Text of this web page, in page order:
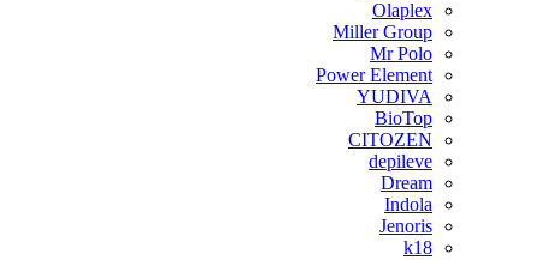
Olaplex
Miller Group
Mr Polo
Power Element
YUDIVA
BioTop
CITOZEN
depileve
Dream
Indola
Jenoris
k18